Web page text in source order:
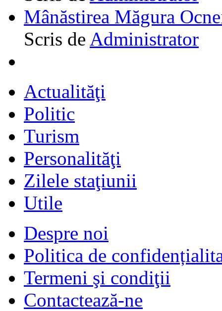
Mânăstirea Măgura
Scris de Administrator
Actualităţi
Politic
Turism
Personalităţi
Zilele staţiunii
Utile
Despre noi
Politica de
Termeni şi condiţii
Contactează-ne